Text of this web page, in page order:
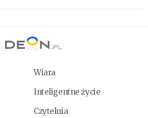
Wiara
Inteligentne życie
Czytelnia